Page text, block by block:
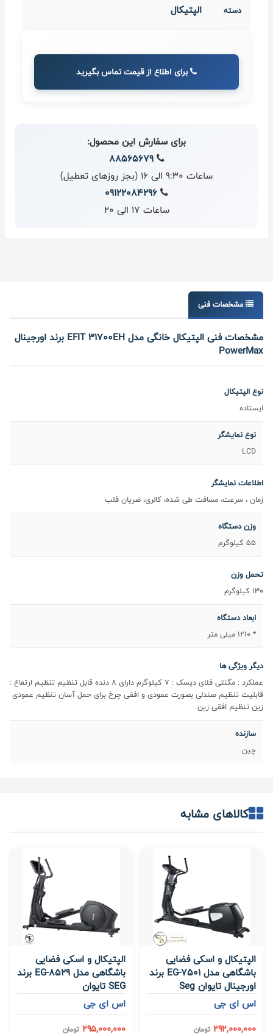
دسته الپتیکال
برای اطلاع از قیمت تماس بگیرید
برای سفارش این محصول:
88565679
ساعات 9:30 الی 16 (بجز روزهای تعطیل)
09122084296
ساعات 17 الی 20
مشخصات فنی
مشخصات فنی الپتیکال خانگی مدل EFIT 31700EH برند اورجینال
PowerMax
نوع الپتیکال
ایستاده
نوع نمایشگر
LCD
اطلاعات نمایشگر
زمان ، سرعت، مسافت طی شده، کالری، ضریان قلب
وزن دستگاه
55 کیلوگرم
تحمل وزن
130 کیلوگرم
ابعاد دستگاه
* 1210 میلی متر
دیگر ویژگی ها
عملکرد : مگنتی فلای دیسک : 7 کیلوگرم دارای 8 دنده قابل تنظیم تنظیم ارتفاع :
قابلیت تنظیم صندلی بصورت عمودی و افقی چرخ برای حمل آسان تنظیم عمودی
زین تنظیم افقی زین
سازنده
چین
کالاهای مشابه
الپتیکال و اسکی فضایی
باشگاهی مدل EG-7501 برند
اورجینال تایوان Seg
اس ای جی
292,000,000 تومان
الپتیکال و اسکی فضایی
باشگاهی مدل EG-8529 برند
SEG تایوان
اس ای جی
295,000,000 تومان